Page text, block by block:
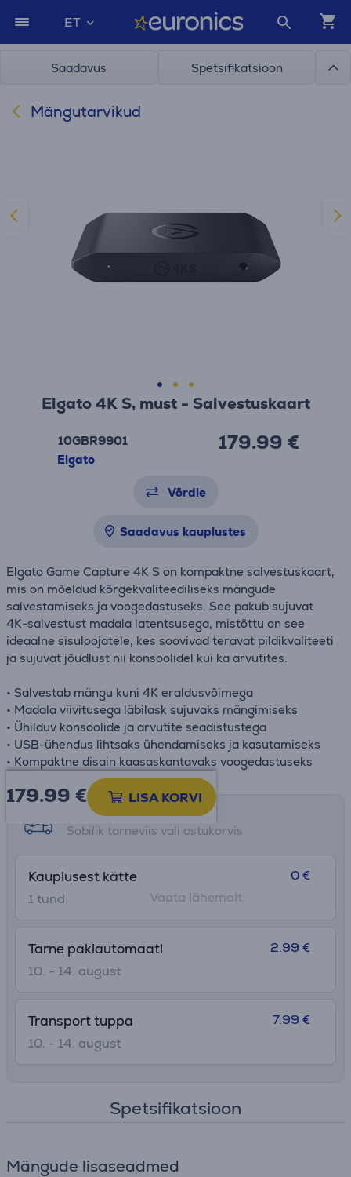
ET
Saadavus Spetsifikatsioon
Mängutarvikud
Elgato 4K S, must - Salvestuskaart
10GBR9901
Elgato
179.99 €
Võrdle
Saadavus kauplustes
Elgato Game Capture 4K S on kompaktne salvestuskaart,
mis on mõeldud kõrgekvaliteediliseks mängude
salvestamiseks ja voogedastuseks. See pakub sujuvat
4K-salvestust madala latentsusega, mistõttu on see
ideaalne sisuloojatele, kes soovivad teravat pildikvaliteeti
ja sujuvat jõudlust nii konsoolidel kui ka arvutites.
• Salvestab mängu kuni 4K eraldusvõimega
• Madala viivitusega läbilask sujuvaks mängimiseks
• Ühilduv konsoolide ja arvutite seadistustega
• USB-ühendus lihtsaks ühendamiseks ja kasutamiseks
• Kompaktne disain kaasaskantavaks voogedastuseks
179.99 € LISA KORVI
Tarne võimalused
Sobilik tarneviis vali ostukorvis
Kauplusest kätte
1 tund
0 €
Vaata lähemalt
Tarne pakiautomaati
10. - 14. august
2.99 €
Transport tuppa
10. - 14. august
7.99 €
Spetsifikatsioon
Mängude lisaseadmed